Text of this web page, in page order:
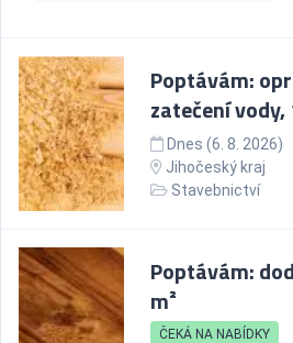
Poptávám:
zatečení vody,
Dnes (6. 8. 2026)
Jihočeský kraj
Stavebnictví
Poptávám:
m²
ČEKÁ NA NABÍDKY